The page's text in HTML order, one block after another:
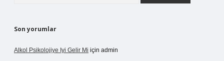
Son yorumlar
Alkol Psikolojiye Iyi Gelir Mi için admin